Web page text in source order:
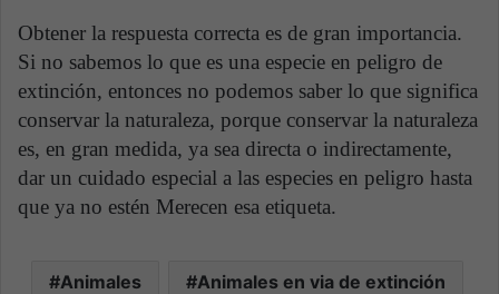
Obtener la respuesta correcta es de gran importancia.
Si no sabemos lo que es una especie en peligro de
extinción, entonces no podemos saber lo que significa
conservar la naturaleza, porque conservar la naturaleza
es, en gran medida, ya sea directa o indirectamente,
dar un cuidado especial a las especies en peligro hasta
que ya no estén Merecen esa etiqueta.
Animales Animales en via de extinción